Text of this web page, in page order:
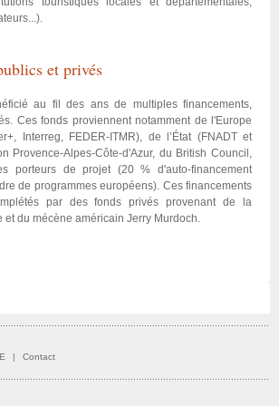
et privés
au fil des ans de multiples financements,
Ces fonds proviennent notamment de l'Europe
Interreg, FEDER-ITMR), de l’État (FNADT et
Provence-Alpes-Côte-d'Azur, du British Council,
porteurs de projet (20 % d'auto-financement
de programmes européens). Ces financements
par des fonds privés provenant de la
et du mécène américain Jerry Murdoch.
| Contact